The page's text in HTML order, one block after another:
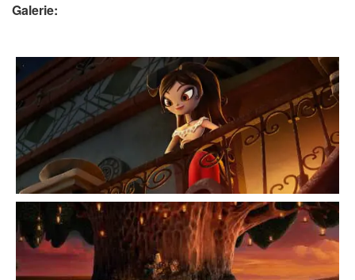
Galerie: